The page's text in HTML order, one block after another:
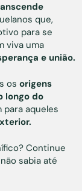
que,
para se
viva uma
e união.
os origens
longo do
aqueles
Continue
sabia até